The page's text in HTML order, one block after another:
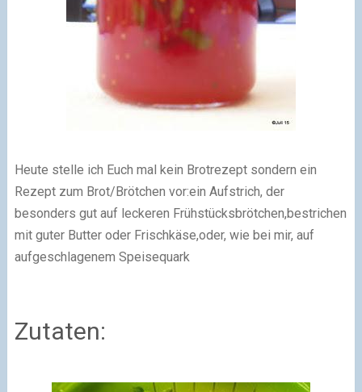
Heute stelle ich Euch mal kein Brotrezept sondern ein
Rezept zum Brot/Brötchen vor:ein Aufstrich, der
besonders gut auf leckeren Frühstücksbrötchen,bestrichen
mit guter Butter oder Frischkäse,oder, wie bei mir, auf
aufgeschlagenem Speisequark
Zutaten: